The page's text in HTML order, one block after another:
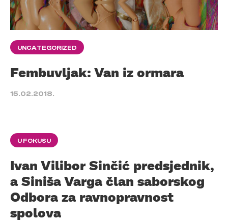
UNCATEGORIZED
Fembuvljak: Van iz ormara
15.02.2018.
U FOKUSU
Ivan Vilibor Sinčić predsjednik,
a Siniša Varga član saborskog
Odbora za ravnopravnost
spolova